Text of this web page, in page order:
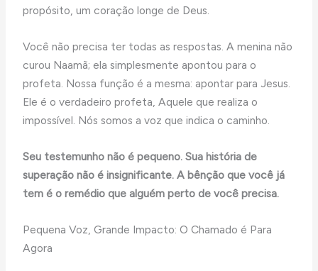
propósito, um coração longe de Deus.
Você não precisa ter todas as respostas. A menina não
curou Naamã; ela simplesmente apontou para o
profeta. Nossa função é a mesma: apontar para Jesus.
Ele é o verdadeiro profeta, Aquele que realiza o
impossível. Nós somos a voz que indica o caminho.
Seu testemunho não é pequeno. Sua história de
superação não é insignificante. A bênção que você já
tem é o remédio que alguém perto de você precisa.
Pequena Voz, Grande Impacto: O Chamado é Para
Agora